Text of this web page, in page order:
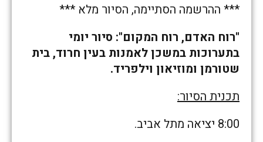
*** ההרשמה הסתיימה, הסיור מלא ***
"רוח האדם, רוח המקום": סיור יומי
בתערוכות במשכן לאמנות בעין חרוד, בית
שטורמן ומוזיאון וילפריד.
תכנית הסיור:
8:00 יציאה מתל אביב.